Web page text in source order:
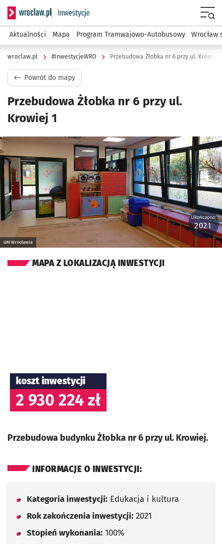
Serwis informacyjny wroclaw.pl podserwis:
Aktualności Mapa Program Tramwajowo-Autobusowy Wrocław
wroclaw.pl #InwestycjeWRO Przebudowa Żłobka nr 6 przy ul. Krowiej 1
Powrót do mapy
Przebudowa Żłobka nr 6 przy ul.
Krowiej 1
Kliknij, aby powiększyć
UM Wrocławia
Ukończono:
2021
MAPA Z LOKALIZACJĄ INWESTYCJI
koszt inwestycji
2 930 224 zł
Przebudowa budynku Żłobka nr 6 przy ul. Krowiej.
INFORMACJE O INWESTYCJI:
Kategoria inwestycji: Edukacja i kultura
Rok zakończenia inwestycji: 2021
Stopień wykonania: 100%